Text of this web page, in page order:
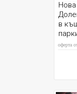
в
от
оферта